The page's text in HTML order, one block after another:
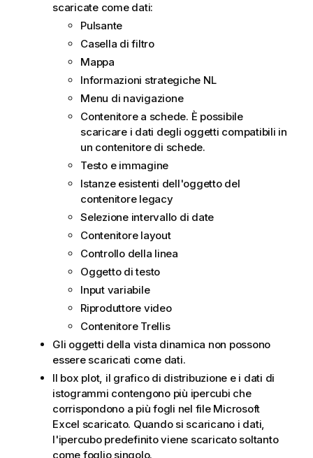
scaricate come dati:
Pulsante
Casella di filtro
Mappa
Informazioni strategiche NL
Menu di navigazione
Contenitore a schede. È possibile
scaricare i dati degli oggetti compatibili in
un contenitore di schede.
Testo e immagine
Istanze esistenti dell'oggetto del
contenitore legacy
Selezione intervallo di date
Contenitore layout
Controllo della linea
Oggetto di testo
Input variabile
Riproduttore video
Contenitore Trellis
Gli oggetti della vista dinamica non possono
essere scaricati come dati.
Il box plot, il grafico di distribuzione e i dati di
istogrammi contengono più ipercubi che
corrispondono a più fogli nel file Microsoft
Excel scaricato. Quando si scaricano i dati,
l'ipercubo predefinito viene scaricato soltanto
come foglio singolo.